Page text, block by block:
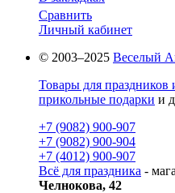
Сравнить
Личный кабинет
© 2003–2025 Веселый
Товары для праздников
прикольные подарки и
+7 (9082) 900-907
+7 (9082) 900-904
+7 (4012) 900-907
Всё для праздника -
Челнокова, 42